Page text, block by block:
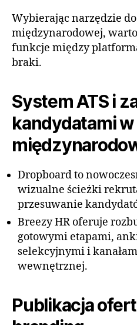
Wybierając narzędzie
międzynarodowej,
funkcje między
braki.
System ATS i
kandydatami
Dropboard to
wizualne ścieżki
przesuwanie
Breezy HR oferuje
gotowymi etapami,
selekcyjnymi i
wewnętrznej.
Publikacja